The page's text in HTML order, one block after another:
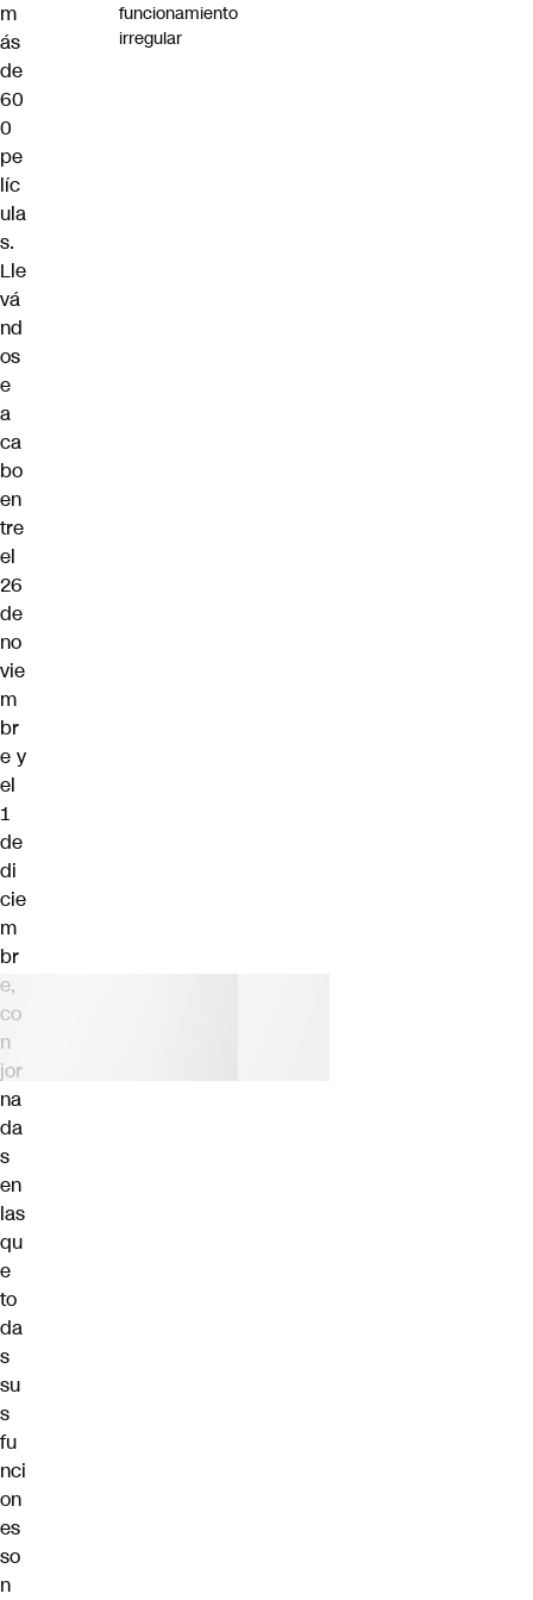
m
ás
de
60
0
pe
líc
ula
s.
Lle
vá
nd
os
e
a
ca
bo
en
tre
el
26
de
no
vie
m
br
e y
el
1
de
di
cie
m
br
e,
co
n
jor
na
da
s
en
las
qu
e
to
da
s
su
s
fu
nci
on
es
so
n
funcionamiento
irregular